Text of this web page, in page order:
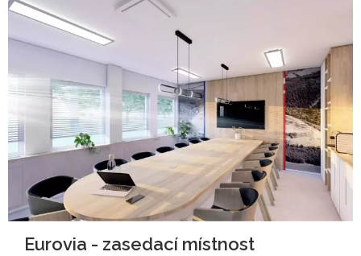
Eurovia - zasedací místnost